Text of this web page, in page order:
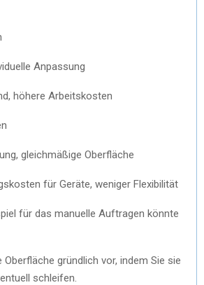
Anpassung
höhere Arbeitskosten
gleichmäßige Oberfläche
für Geräte, weniger Flexibilität
für das manuelle Auftragen könnte
Oberfläche gründlich vor, indem Sie sie
schleifen.